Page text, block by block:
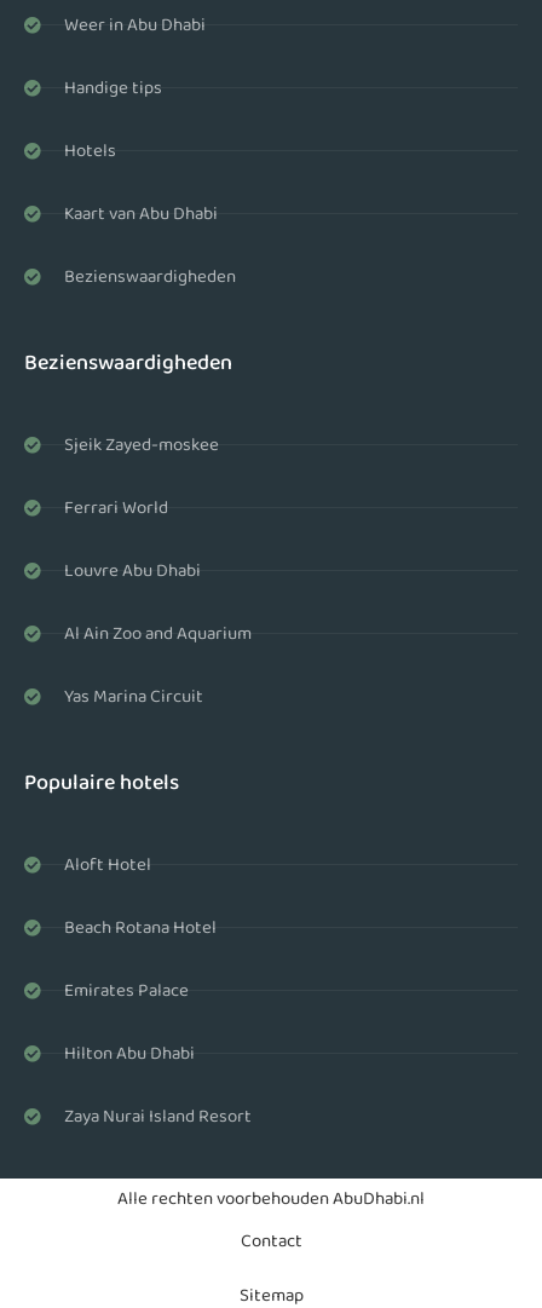
Weer in Abu Dhabi
Handige tips
Hotels
Kaart van Abu Dhabi
Bezienswaardigheden
Bezienswaardigheden
Sjeik Zayed-moskee
Ferrari World
Louvre Abu Dhabi
Al Ain Zoo and Aquarium
Yas Marina Circuit
Populaire hotels
Aloft Hotel
Beach Rotana Hotel
Emirates Palace
Hilton Abu Dhabi
Zaya Nurai Island Resort
Alle rechten voorbehouden AbuDhabi.nl
Contact
Sitemap